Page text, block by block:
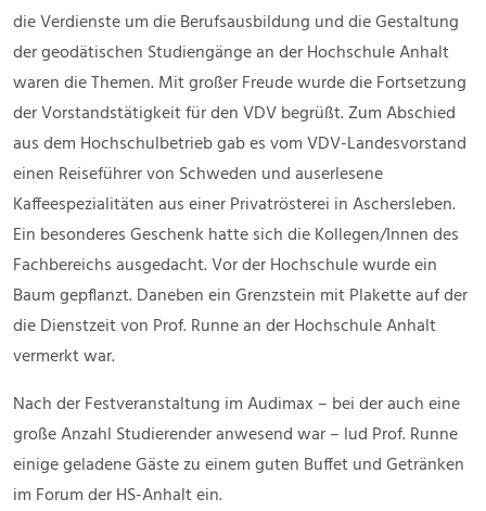
die Verdienste um die Berufsausbildung und die Gestaltung
der geodätischen Studiengänge an der Hochschule Anhalt
waren die Themen. Mit großer Freude wurde die Fortsetzung
der Vorstandstätigkeit für den VDV begrüßt. Zum Abschied
aus dem Hochschulbetrieb gab es vom VDV-Landesvorstand
einen Reiseführer von Schweden und auserlesene
Kaffeespezialitäten aus einer Privatrösterei in Aschersleben.
Ein besonderes Geschenk hatte sich die Kollegen/Innen des
Fachbereichs ausgedacht. Vor der Hochschule wurde ein
Baum gepflanzt. Daneben ein Grenzstein mit Plakette auf der
die Dienstzeit von Prof. Runne an der Hochschule Anhalt
vermerkt war.
Nach der Festveranstaltung im Audimax – bei der auch eine
große Anzahl Studierender anwesend war – lud Prof. Runne
einige geladene Gäste zu einem guten Buffet und Getränken
im Forum der HS-Anhalt ein.